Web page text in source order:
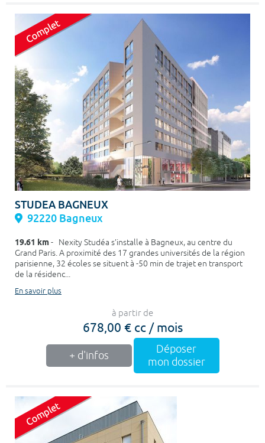
STUDEA BAGNEUX
92220 Bagneux
19.61 km- Nexity Studéa s’installe à Bagneux, au centre du
Grand Paris. A proximité des 17 grandes universités de la région
parisienne, 32 écoles se situent à -50 min de trajet en transport
de la résidenc...
En savoir plus
à partir de
678,00 € cc / mois
+ d'infos
Déposer
mon dossier